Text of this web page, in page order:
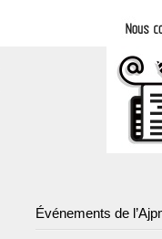
Événements de